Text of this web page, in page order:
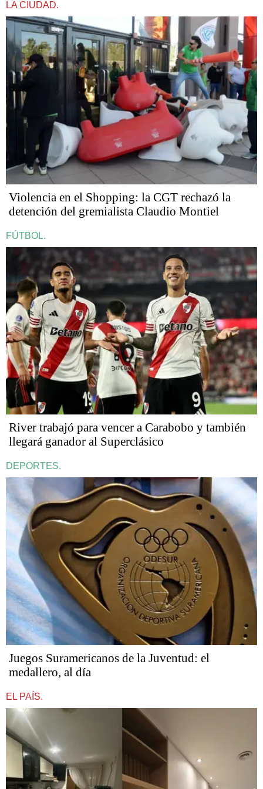
LA CIUDAD.
Violencia en el Shopping: la CGT rechazó la
detención del gremialista Claudio Montiel
FÚTBOL.
River trabajó para vencer a Carabobo y también
llegará ganador al Superclásico
DEPORTES.
Juegos Suramericanos de la Juventud: el
medallero, al día
EL PAÍS.